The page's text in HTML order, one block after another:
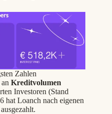
Zahlen
an Kreditvolumen
Investoren (Stand
hat Loanch nach eigenen